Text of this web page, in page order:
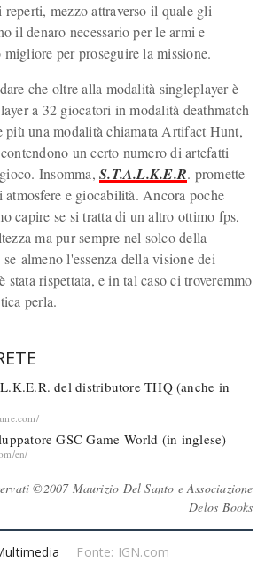
mezzo attraverso il quale gli
il denaro necessario per le armi e
per proseguire la missione.
che oltre alla modalità singleplayer è
a 32 giocatori in modalità deathmatch
più una modalità chiamata Artifact Hunt,
un certo numero di artefatti
Insomma,S.T.A.L.K.E.R. promette
e giocabilità. Ancora poche
capire se si tratta di un altro ottimo fps,
ma pur sempre nel solco della
almeno l'essenza della visione dei
rispettata, e in tal caso ci troveremmo
perla.
del distributore THQ (anche in
GSC Game World (in inglese)
en/
©2007 Maurizio Del Santo e Associazione
Delos Books
Fonte: IGN.com